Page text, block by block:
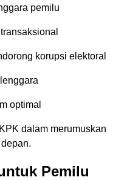
pemilu
korupsi elektoral
optimal
dalam merumuskan
Pemilu